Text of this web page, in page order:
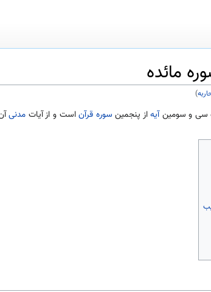
)
سی و سومینآیهاز پنجمین سوره قرآناست و از آیات مدنی